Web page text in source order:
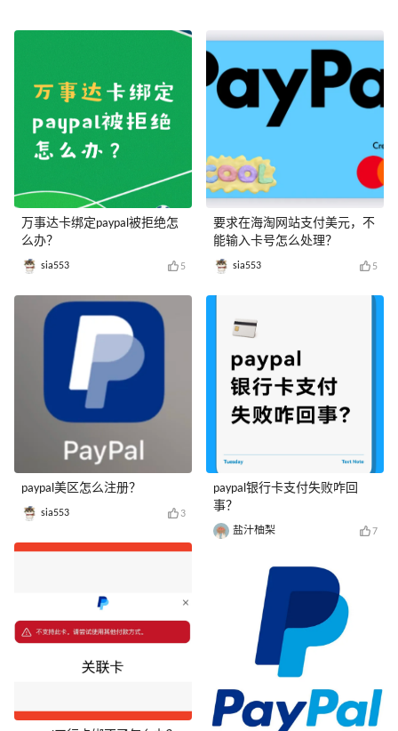
万事达卡绑定paypal被拒绝怎
么办？
sia553 5
paypal美区怎么注册？
sia553 3
要求在海淘网站支付美元，不
能输入卡号怎么处理？
sia553 5
paypal银行卡支付失败咋回
事？
盐汁柚梨 7